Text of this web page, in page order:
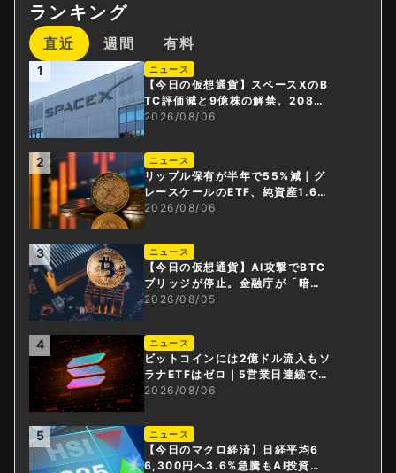
ランキング
直近 週間 有料
1 ニュース
【今日の仮想通貨】スペースXのB
TC評価減と9億株の解禁。208億
円相当のBTCが盗難
2026/08/06
2 ニュース
リップル保有が半年で55%減｜グ
レースケールのETF、純資産1.6億
ドル減
2026/08/06
3 ニュース
【今日の仮想通貨】AI攻撃でBTC
ブリッジが停止。金融庁が「暗号
資産・ステーブルコイン課」新設
2026/08/05
4 ニュース
ビットコインには2億ドル流入もソ
ラナETFはゼロ｜5営業日連続で停
止
2026/08/06
5 ニュース
【今日のマクロ経済】日経平均6
6,300円へ3.6%急騰もAI投資回